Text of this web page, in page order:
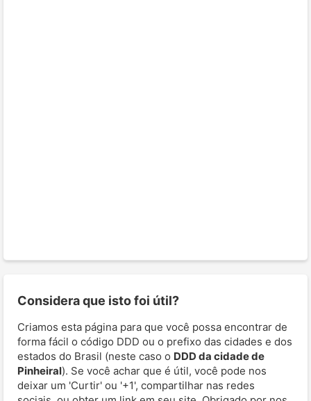
Considera que isto foi útil?
Criamos esta página para que você possa encontrar de
forma fácil o código DDD ou o prefixo das cidades e dos
estados do Brasil (neste caso o DDD da cidade de
Pinheiral). Se você achar que é útil, você pode nos
deixar um 'Curtir' ou '+1', compartilhar nas redes